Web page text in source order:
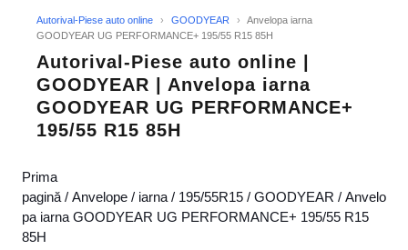
Autorival-Piese auto online › GOODYEAR ›
Anvelopa iarna
GOODYEAR UG PERFORMANCE+ 195/55 R15 85H
Autorival-Piese auto online |
GOODYEAR | Anvelopa iarna
GOODYEAR UG PERFORMANCE+
195/55 R15 85H
Prima
pagină / Anvelope / iarna / 195/55R15 / GOODYEAR / Anvelo
pa iarna GOODYEAR UG PERFORMANCE+ 195/55 R15
85H